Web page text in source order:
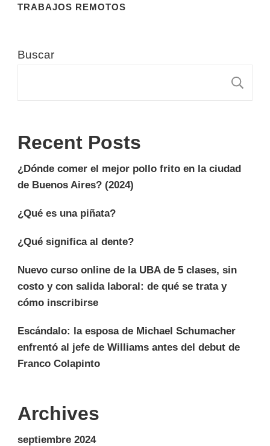
TRABAJOS REMOTOS
Buscar
Recent Posts
¿Dónde comer el mejor pollo frito en la ciudad
de Buenos Aires? (2024)
¿Qué es una piñata?
¿Qué significa al dente?
Nuevo curso online de la UBA de 5 clases, sin
costo y con salida laboral: de qué se trata y
cómo inscribirse
Escándalo: la esposa de Michael Schumacher
enfrentó al jefe de Williams antes del debut de
Franco Colapinto
Archives
septiembre 2024